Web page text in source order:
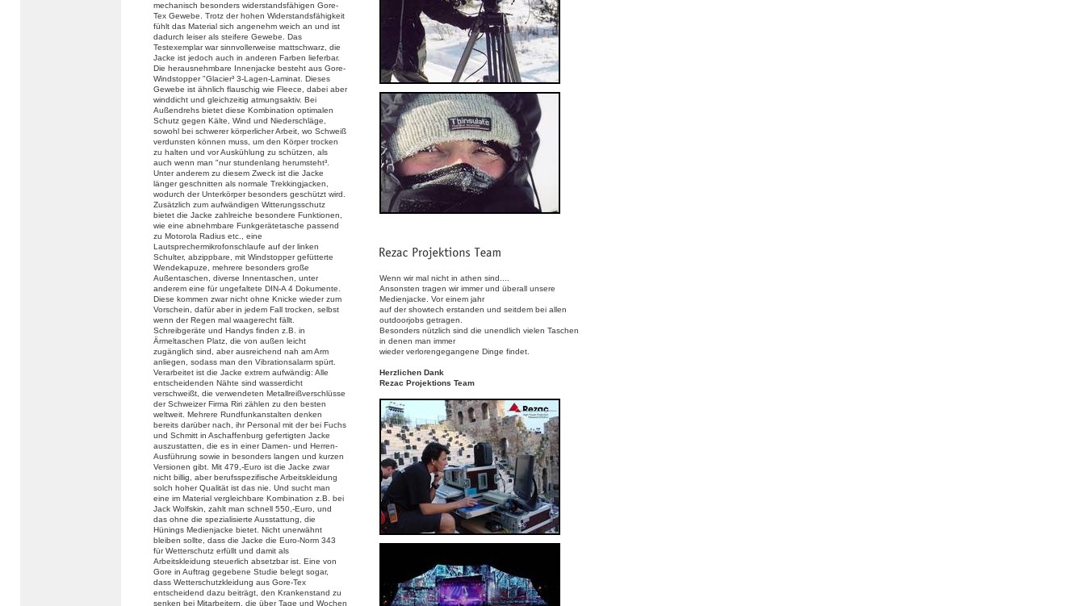
mechanisch besonders widerstandsfähigen Gore-
Tex Gewebe. Trotz der hohen Widerstandsfähigkeit
fühlt das Material sich angenehm weich an und ist
dadurch leiser als steifere Gewebe. Das
Testexemplar war sinnvollerweise mattschwarz, die
Jacke ist jedoch auch in anderen Farben lieferbar.
Die herausnehmbare Innenjacke besteht aus Gore-
Windstopper "Glacier³ 3-Lagen-Laminat. Dieses
Gewebe ist ähnlich flauschig wie Fleece, dabei aber
winddicht und gleichzeitig atmungsaktiv. Bei
Außendrehs bietet diese Kombination optimalen
Schutz gegen Kälte, Wind und Niederschläge,
sowohl bei schwerer körperlicher Arbeit, wo Schweiß
verdunsten können muss, um den Körper trocken
zu halten und vor Auskühlung zu schützen, als
auch wenn man "nur stundenlang herumsteht³.
Unter anderem zu diesem Zweck ist die Jacke
länger geschnitten als normale Trekkingjacken,
wodurch der Unterkörper besonders geschützt wird.
Zusätzlich zum aufwändigen Witterungsschutz
bietet die Jacke zahlreiche besondere Funktionen,
wie eine abnehmbare Funkgerätetasche passend
zu Motorola Radius etc., eine
Lautsprechermikrofonschlaufe auf der linken
Schulter, abzippbare, mit Windstopper gefütterte
Wendekapuze, mehrere besonders große
Außentaschen, diverse Innentaschen, unter
anderem eine für ungefaltete DIN-A 4 Dokumente.
Diese kommen zwar nicht ohne Knicke wieder zum
Vorschein, dafür aber in jedem Fall trocken, selbst
wenn der Regen mal waagerecht fällt.
Schreibgeräte und Handys finden z.B. in
Ärmeltaschen Platz, die von außen leicht
zugänglich sind, aber ausreichend nah am Arm
anliegen, sodass man den Vibrationsalarm spürt.
Verarbeitet ist die Jacke extrem aufwändig: Alle
entscheidenden Nähte sind wasserdicht
verschweißt, die verwendeten Metallreißverschlüsse
der Schweizer Firma Riri zählen zu den besten
weltweit. Mehrere Rundfunkanstalten denken
bereits darüber nach, ihr Personal mit der bei Fuchs
und Schmitt in Aschaffenburg gefertigten Jacke
auszustatten, die es in einer Damen- und Herren-
Ausführung sowie in besonders langen und kurzen
Versionen gibt. Mit 479,-Euro ist die Jacke zwar
nicht billig, aber berufsspezifische Arbeitskleidung
solch hoher Qualität ist das nie. Und sucht man
eine im Material vergleichbare Kombination z.B. bei
Jack Wolfskin, zahlt man schnell 550,-Euro, und
das ohne die spezialisierte Ausstattung, die
Hünings Medienjacke bietet. Nicht unerwähnt
bleiben sollte, dass die Jacke die Euro-Norm 343
für Wetterschutz erfüllt und damit als
Arbeitskleidung steuerlich absetzbar ist. Eine von
Gore in Auftrag gegebene Studie belegt sogar,
dass Wetterschutzkleidung aus Gore-Tex
entscheidend dazu beiträgt, den Krankenstand zu
senken bei Mitarbeitern, die über Tage und Wochen
Wenn wir mal nicht in athen sind....
Ansonsten tragen wir immer und überall unsere
Medienjacke. Vor einem jahr
auf der showtech erstanden und seitdem bei allen
outdoorjobs getragen.
Besonders nützlich sind die unendlich vielen Taschen
in denen man immer
wieder verlorengegangene Dinge findet.
Herzlichen Dank
Rezac Projektions Team